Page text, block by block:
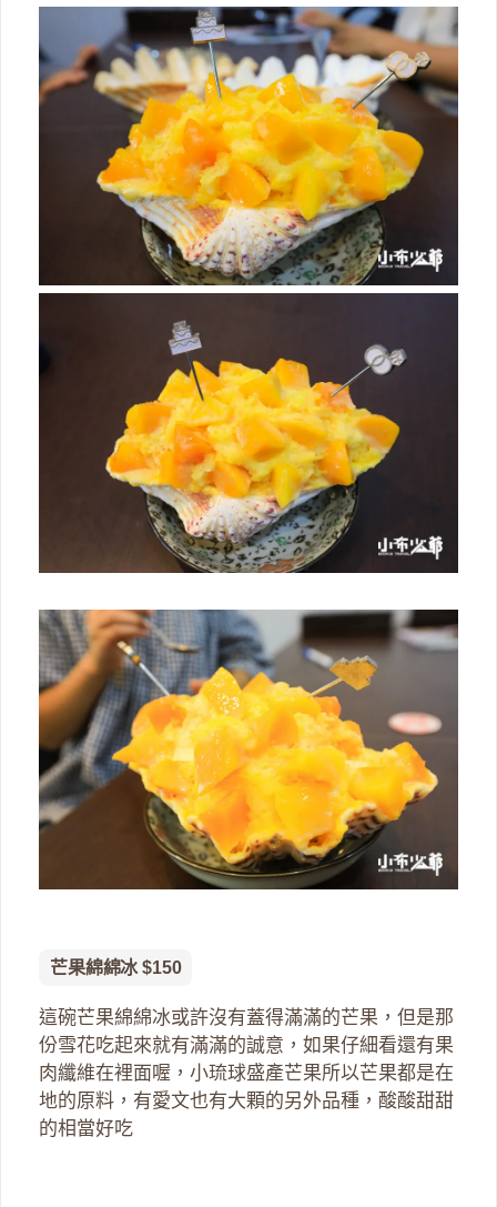
芒果綿綿冰 $150
這碗芒果綿綿冰或許沒有蓋得滿滿的芒果，但是那
份雪花吃起來就有滿滿的誠意，如果仔細看還有果
肉纖維在裡面喔，小琉球盛產芒果所以芒果都是在
地的原料，有愛文也有大顆的另外品種，酸酸甜甜
的相當好吃